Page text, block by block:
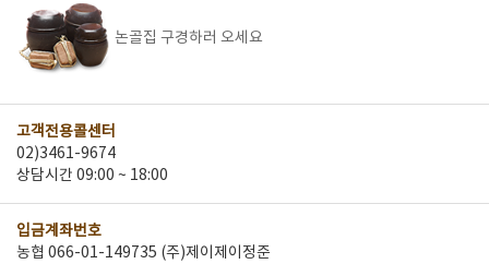
논골집 구경하러 오세요
고객전용콜센터
02)3461-9674
상담시간 09:00 ~ 18:00
입금계좌번호
농협 066-01-149735 (주)제이제이정준